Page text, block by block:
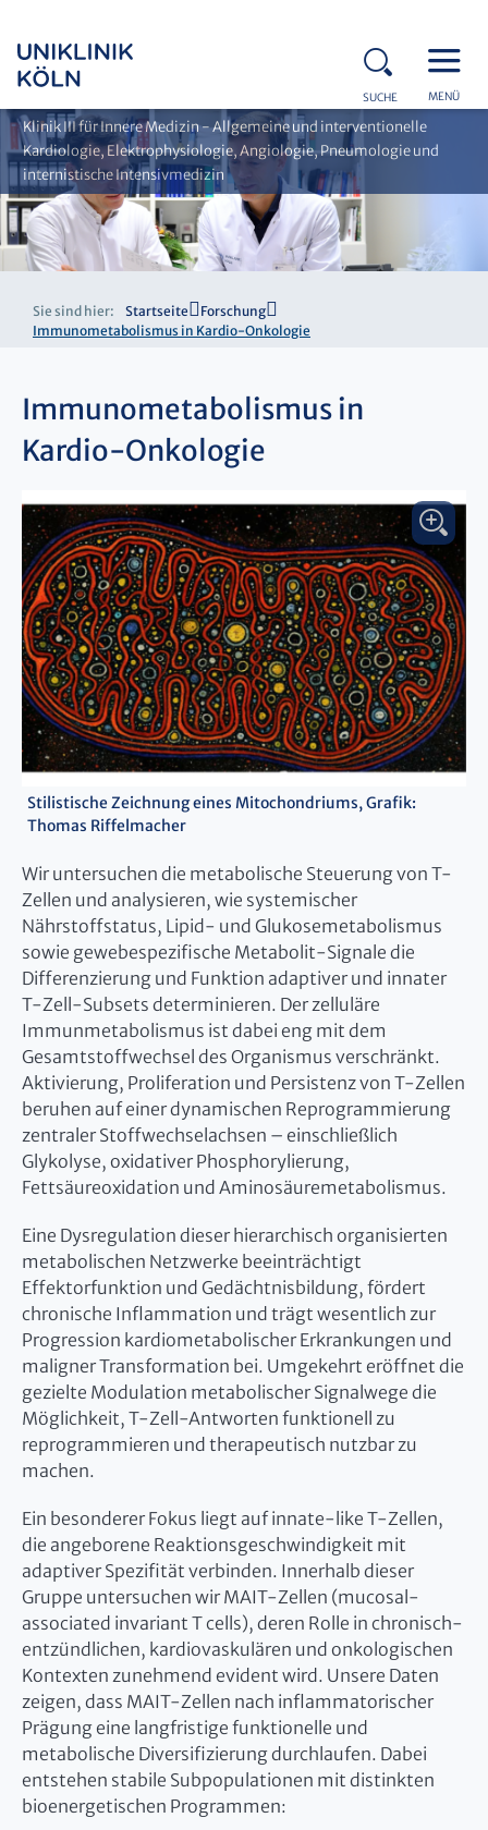
SUCHE MENÜ
Klinik III für Innere Medizin - Allgemeine und interventionelle
Kardiologie, Elektrophysiologie, Angiologie, Pneumologie und
internistische Intensivmedizin
Sie sind hier: Startseite
Forschung
Immunometabolismus in Kardio-Onkologie
Immunometabolismus in
Kardio-Onkologie
Stilistische Zeichnung eines Mitochondriums, Grafik:
Thomas Riffelmacher
Wir untersuchen die metabolische Steuerung von T-
Zellen und analysieren, wie systemischer
Nährstoffstatus, Lipid- und Glukosemetabolismus
sowie gewebespezifische Metabolit-Signale die
Differenzierung und Funktion adaptiver und innater
T-Zell-Subsets determinieren. Der zelluläre
Immunmetabolismus ist dabei eng mit dem
Gesamtstoffwechsel des Organismus verschränkt.
Aktivierung, Proliferation und Persistenz von T-Zellen
beruhen auf einer dynamischen Reprogrammierung
zentraler Stoffwechselachsen – einschließlich
Glykolyse, oxidativer Phosphorylierung,
Fettsäureoxidation und Aminosäuremetabolismus.
Eine Dysregulation dieser hierarchisch organisierten
metabolischen Netzwerke beeinträchtigt
Effektorfunktion und Gedächtnisbildung, fördert
chronische Inflammation und trägt wesentlich zur
Progression kardiometabolischer Erkrankungen und
maligner Transformation bei. Umgekehrt eröffnet die
gezielte Modulation metabolischer Signalwege die
Möglichkeit, T-Zell-Antworten funktionell zu
reprogrammieren und therapeutisch nutzbar zu
machen.
Ein besonderer Fokus liegt auf innate-like T-Zellen,
die angeborene Reaktionsgeschwindigkeit mit
adaptiver Spezifität verbinden. Innerhalb dieser
Gruppe untersuchen wir MAIT-Zellen (mucosal-
associated invariant T cells), deren Rolle in chronisch-
entzündlichen, kardiovaskulären und onkologischen
Kontexten zunehmend evident wird. Unsere Daten
zeigen, dass MAIT-Zellen nach inflammatorischer
Prägung eine langfristige funktionelle und
metabolische Diversifizierung durchlaufen. Dabei
entstehen stabile Subpopulationen mit distinkten
bioenergetischen Programmen: